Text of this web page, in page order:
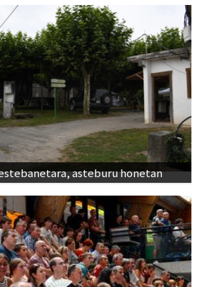
asteburu honetan